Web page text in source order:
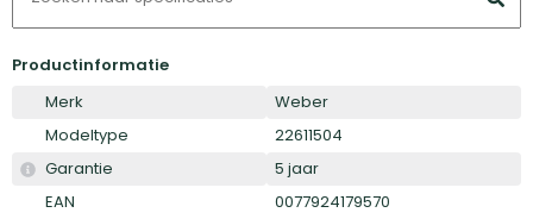
Productinformatie
Merk
Weber
Modeltype
22611504
Garantie
5 jaar
EAN
0077924179570